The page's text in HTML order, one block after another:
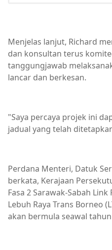
Menjelas lanjut, Richard
dan konsultan terus
tanggungjawab
lancar dan berkesan.
"Saya percaya projek ini
jadual yang telah
Perdana Menteri, Datuk
berkata, Kerajaan
Fasa 2 Sarawak-Sabah Link
Lebuh Raya Trans Borneo
akan bermula seawal